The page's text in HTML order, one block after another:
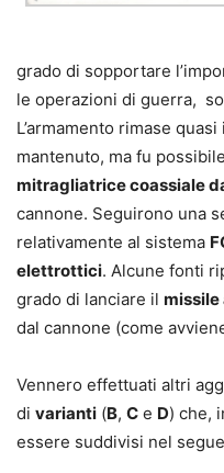
grado di sopportare
le operazioni di guerra,
L’armamento rimase
mantenuto, ma fu
mitragliatrice coassiale
cannone. Seguirono una
relativamente al sistema
elettrottici. Alcune fonti
grado di lanciare il
dal cannone (come
Vennero effettuati altri
di varianti (B, C e D) che,
essere suddivisi nel